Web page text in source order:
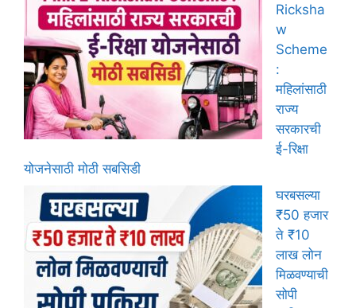
Ricksha
w
Scheme
:
महिलांसाठी
राज्य
सरकारची
ई-रिक्षा
योजनेसाठी मोठी सबसिडी
घरबसल्या
₹50 हजार
ते ₹10
लाख लोन
मिळवण्याची
सोपी